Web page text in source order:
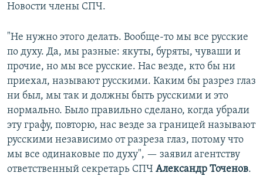
Новости члены СПЧ.
"Не нужно этого делать. Вообще-то мы все русские
по духу. Да, мы разные: якуты, буряты, чуваши и
прочие, но мы все русские. Нас везде, кто бы ни
приехал, называют русскими. Каким бы разрез глаз
ни был, мы так и должны быть русскими и это
нормально. Было правильно сделано, когда убрали
эту графу, повторю, нас везде за границей называют
русскими независимо от разреза глаз, потому что
мы все одинаковые по духу", — заявил агентству
ответственный секретарь СПЧ Александр Точенов.